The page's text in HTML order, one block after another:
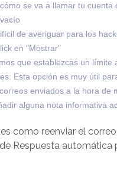
se va a llamar tu cuenta
de averiguar para los
en "Mostrar"
que establezcas un
Esta opción es muy útil
enviados a la hora
alguna nota informativa
como reenviar el
Respuesta automática